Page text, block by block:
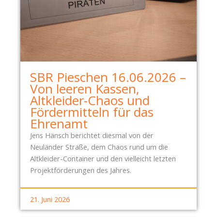
N
F
S
E
H
R
E
N
A
M
T
I
N
Z
T
P
L
E
I
T
E
SBR Pieschen 16.06.2026 –
Von leeren Kassen,
Altkleider-Chaos und
Fördermitteln für das
Ehrenamt
Jens Hänsch berichtet diesmal von der
Neuländer Straße, dem Chaos rund um die
Altkleider-Container und den vielleicht letzten
Projektförderungen des Jahres.
21. Juni 2026